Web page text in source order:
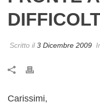
Scritto il3 Dicembre 2009
Carissimi,